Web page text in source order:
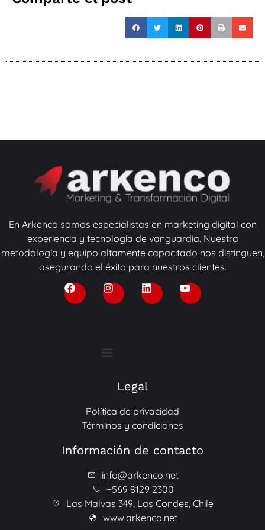
En Arkenco somos especialistas en marketing digital con
experiencia y tecnología de vanguardia. Nuestra
metodología y equipo altamente capacitado nos distinguen,
asegurando el éxito para nuestros clientes.
Legal
Política de privacidad
Términos y condiciones
Información de contacto
info@arkenco.net
+569 8129 2300
Las Malvas 349, Las Condes, Chile
www.arkenco.net